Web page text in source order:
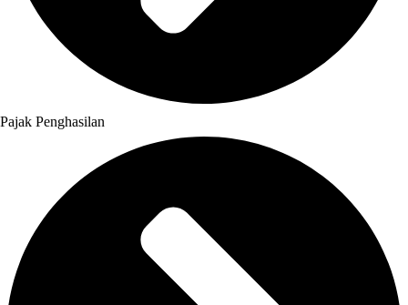
Pajak Penghasilan